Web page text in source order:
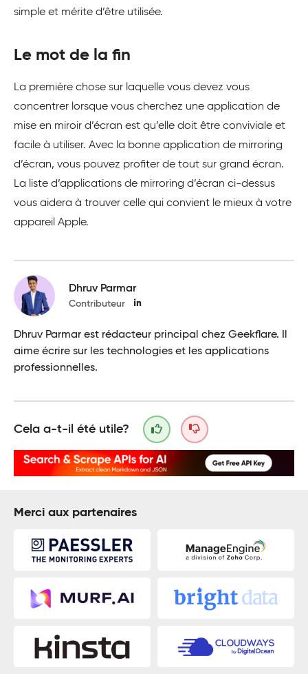
simple et mérite d’être utilisée.
Le mot de la fin
La première chose sur laquelle vous devez vous
concentrer lorsque vous cherchez une application de
mise en miroir d’écran est qu’elle doit être conviviale et
facile à utiliser. Avec la bonne application de mirroring
d’écran, vous pouvez profiter de tout sur grand écran.
La liste d’applications de mirroring d’écran ci-dessus
vous aidera à trouver celle qui convient le mieux à votre
appareil Apple.
Dhruv Parmar
Contributeur
Dhruv Parmar est rédacteur principal chez Geekflare. Il
aime écrire sur les technologies et les applications
professionnelles.
Cela a-t-il été utile?
Merci aux partenaires